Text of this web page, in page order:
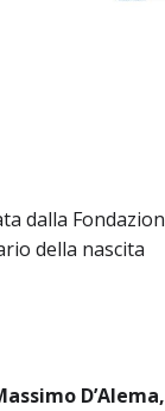
dalla
della nascita